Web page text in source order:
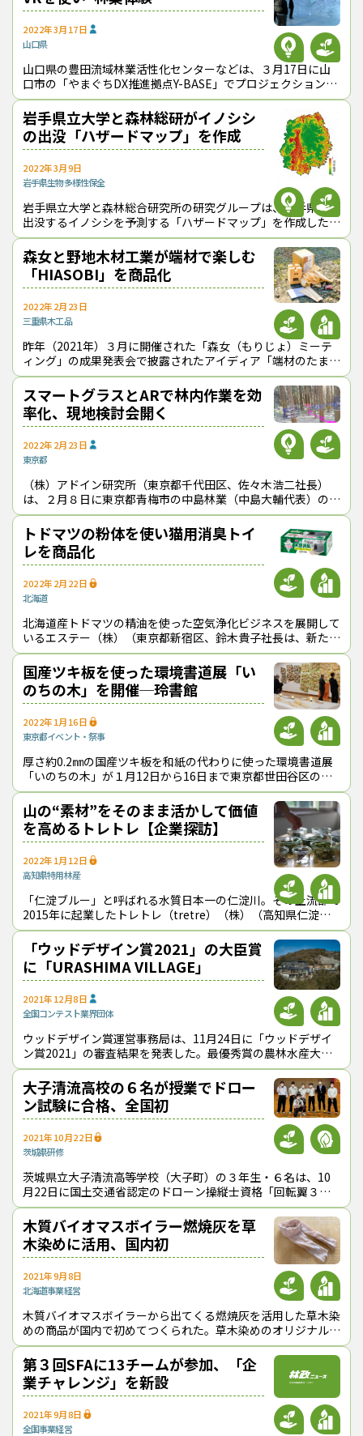
2022年3月17日
山口県
山口県の豊田流域林業活性化センターなどは、３月17日に山
口市の「やまぐちDX推進拠点Y-BASE」でプロジェクションVR
を使った林業体験会を初めて開催した。 プロジェクションVR
は、バーチャル
岩手県立大学と森林総研がイノシシ
の出没「ハザードマップ」を作成
2022年3月9日
岩手県生物多様性保全
岩手県立大学と森林総合研究所の研究グループは、岩手県内に
出没するイノシシを予測する「ハザードマップ」を作成した。
過去のデータを利用して、イノシシがどこに出没するかを高い
確率で掴むことができる。シカや
森女と野地木材工業が端材で楽しむ
「HIASOBI」を商品化
2022年2月23日
三重県木工品
昨年（2021年）３月に開催された「森女（もりじょ）ミーテ
ィング」の成果発表会で披露されたアイディア「端材のたまて
ばこ」が「HIASOBI」として商品化された。女性林業関係者で
つくる「森女」のメンバ
スマートグラスとARで林内作業を効
率化、現地検討会開く
2022年2月23日
東京都
（株）アドイン研究所（東京都千代田区、佐々木浩二社長）
は、２月８日に東京都青梅市の中島林業（中島大輔代表）の所
有山林で「AR技術を活用した森林スマートナビゲーションシ
ステム」の現地検討会を行った。
トドマツの粉体を使い猫用消臭トイ
レを商品化
2022年2月22日
北海道
北海道産トドマツの精油を使った空気浄化ビジネスを展開して
いるエステー（株）（東京都新宿区、鈴木貴子社長は、新たに
トドマツの粉体を利用した「猫用システムトイレ」を商品化し
た。２月22日の「猫の日」に発
国産ツキ板を使った環境書道展「い
のちの木」を開催─玲書館
2022年1月16日
東京都イベント・祭事
厚さ約0.2㎜の国産ツキ板を和紙の代わりに使った環境書道展
「いのちの木」が１月12日から16日まで東京都世田谷区の世
田谷美術館で開催された。同区で書道教室を開いている玲書館
（山本玲葵(れいき)主宰）
山の“素材”をそのまま活かして価値
を高めるトレトレ【企業探訪】
2022年1月12日
高知県特用林産
「仁淀ブルー」と呼ばれる水質日本一の仁淀川。その上流部で
2015年に起業したトレトレ（tretre）（株）（高知県仁淀川
町、竹内太郎社長）は、山野草などを使ってお茶やアメニティ
商品をつくり、山の価値を
「ウッドデザイン賞2021」の大臣賞
に「URASHIMA VILLAGE」
2021年12月8日
全国コンテスト業界団体
ウッドデザイン賞運営事務局は、11月24日に「ウッドデザイ
ン賞2021」の審査結果を発表した。最優秀賞の農林水産大臣
賞には、（株）金丸工務店（香川県三豊市）と瀬戸内ビレッジ
（株）（同）が手がけた「U
大子清流高校の６名が授業でドロー
ン試験に合格、全国初
2021年10月22日
茨城県研修
茨城県立大子清流高等学校（大子町）の３年生・６名は、10
月22日に国土交通省認定のドローン操縦士資格「回転翼３
級」の最終試験に臨み、全員が合格を果たした。高校の授業の
一環としてドローンの操縦方法など
木質バイオマスボイラー燃焼灰を草
木染めに活用、国内初
2021年9月8日
北海道事業経営
木質バイオマスボイラーから出てくる燃焼灰を活用した草木染
めの商品が国内で初めてつくられた。草木染めのオリジナルブ
ランド「採色兼美（さいしょくけんび）」を展開している寺田
デザイン事務所（北海道下川町、
第３回SFAに13チームが参加、「企
業チャレンジ」を新設
2021年9月8日
全国事業経営